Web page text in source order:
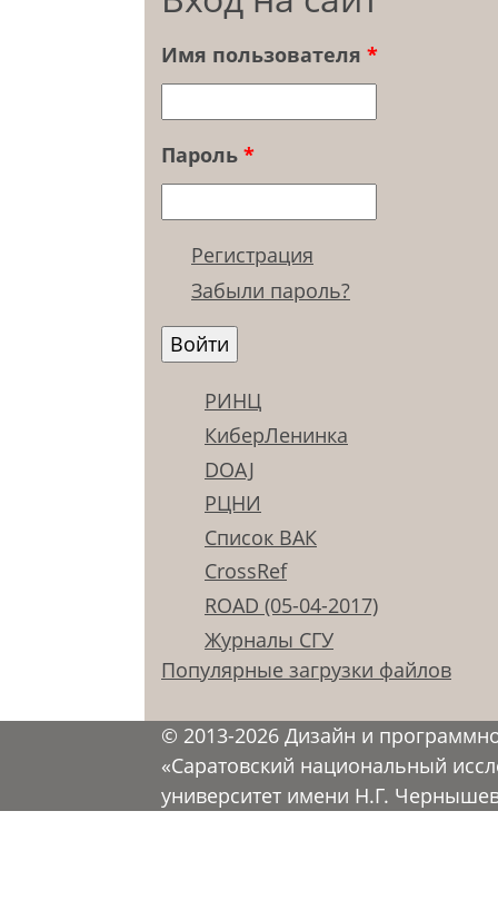
Имя пользователя *
Пароль *
Регистрация
Забыли пароль?
РИНЦ
КиберЛенинка
DOAJ
РЦНИ
Список ВАК
CrossRef
ROAD (05-04-2017)
Журналы СГУ
Популярные загрузки файлов
© 2013-2026 Дизайн и
«Саратовский национальный
университет имени Н.Г.